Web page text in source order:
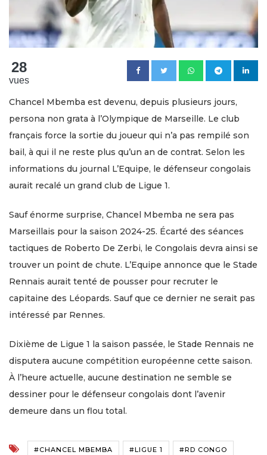
28
vues
Chancel Mbemba est devenu, depuis plusieurs jours,
persona non grata à l’Olympique de Marseille. Le club
français force la sortie du joueur qui n’a pas rempilé son
bail, à qui il ne reste plus qu’un an de contrat. Selon les
informations du journal L’Equipe, le défenseur congolais
aurait recalé un grand club de Ligue 1.
Sauf énorme surprise, Chancel Mbemba ne sera pas
Marseillais pour la saison 2024-25. Écarté des séances
tactiques de Roberto De Zerbi, le Congolais devra ainsi se
trouver un point de chute. L’Equipe annonce que le Stade
Rennais aurait tenté de pousser pour recruter le
capitaine des Léopards. Sauf que ce dernier ne serait pas
intéressé par Rennes.
Dixième de Ligue 1 la saison passée, le Stade Rennais ne
disputera aucune compétition européenne cette saison.
À l’heure actuelle, aucune destination ne semble se
dessiner pour le défenseur congolais dont l’avenir
demeure dans un flou total.
#CHANCEL MBEMBA #LIGUE 1 #RD CONGO